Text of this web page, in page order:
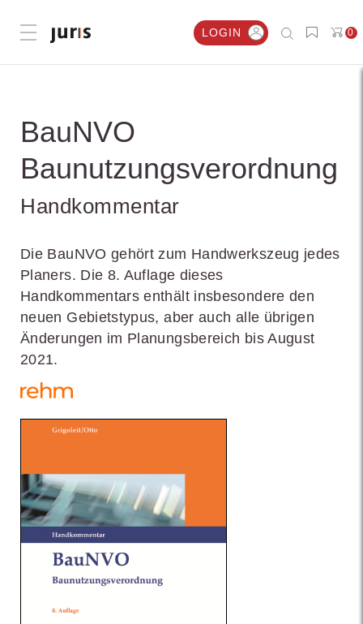
Menü öffnen LOGIN 0
BauNVO
Baunutzungsverordnung
Handkommentar
Die BauNVO gehört zum Handwerkszeug jedes
Planers. Die 8. Auflage dieses
Handkommentars enthält insbesondere den
neuen Gebietstypus, aber auch alle übrigen
Änderungen im Planungsbereich bis August
2021.